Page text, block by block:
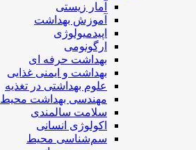
آمار زیستی
آموزش بهداشت
اپیدمیولوژی
ارگونومی
بهداشت حرفه ای
بهداشت و ایمنی غذایی
علوم بهداشتی در تغذیه
مهندسی بهداشت محيط
سلامت سالمندی
اکولوژی انسانی
سم‌شناسی محیط